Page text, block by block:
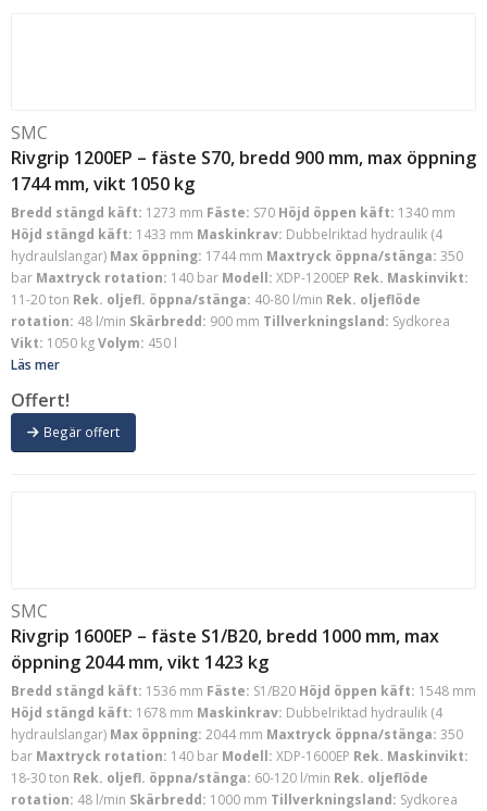
SMC
Rivgrip 1200EP – fäste S70, bredd 900 mm, max öppning
1744 mm, vikt 1050 kg
Bredd stängd käft: 1273 mm Fäste: S70 Höjd öppen käft: 1340 mm
Höjd stängd käft: 1433 mm Maskinkrav: Dubbelriktad hydraulik (4
hydraulslangar) Max öppning: 1744 mm Maxtryck öppna/stänga: 350
bar Maxtryck rotation: 140 bar Modell: XDP-1200EP Rek. Maskinvikt:
11-20 ton Rek. oljefl. öppna/stänga: 40-80 l/min Rek. oljeflöde
rotation: 48 l/min Skärbredd: 900 mm Tillverkningsland: Sydkorea
Vikt: 1050 kgVolym: 450 l
Läs mer
Offert!
Begär offert
SMC
Rivgrip 1600EP – fäste S1/B20, bredd 1000 mm, max
öppning 2044 mm, vikt 1423 kg
Bredd stängd käft: 1536 mm Fäste: S1/B20 Höjd öppen käft: 1548 mm
Höjd stängd käft: 1678 mm Maskinkrav: Dubbelriktad hydraulik (4
hydraulslangar) Max öppning: 2044 mm Maxtryck öppna/stänga: 350
bar Maxtryck rotation: 140 bar Modell: XDP-1600EP Rek. Maskinvikt:
18-30 ton Rek. oljefl. öppna/stänga: 60-120 l/min Rek. oljeflöde
rotation: 48 l/min Skärbredd: 1000 mm Tillverkningsland: Sydkorea